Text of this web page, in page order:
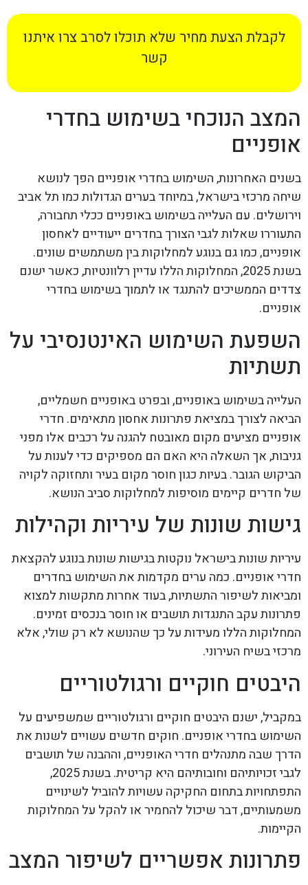
לקבלת הצעת מחיר שלא תוכלו לסרב צרו איתנו
קשר
המצב הנוכחי בשימוש בחדרי
אופניים
בשנים האחרונות, השימוש בחדרי אופניים הפך לנושא
שיחה מרכזי בישראל, במיוחד בערים הגדולות כמו תל אביב
וירושלים. עם העלייה בשימוש באופניים ככלי תחבורה,
התעוררו שאלות לגבי הצורך בחדרים ייעודיים לאחסון
אופניים, כמו גם בנוגע למחלוקות בין משתמשים שונים.
בשנת 2025, המחלוקות הללו עדיין רלוונטיות, כאשר ישנם
צדדים הממשיכים להתנגד או לתמוך בשימוש בחדרי
אופניים.
השפעת השימוש האינטנסיבי על
תשתיות
העלייה בשימוש באופניים, ובפרט באופניים חשמליים,
הביאה לצורך במציאת פתרונות אחסון מתאימים. חדרי
אופניים מציעים מקום מאובטח להגנה על רכבים אלו מפני
גניבות, אך השאלה היא האם הם מספיקים כדי לענות על
הביקוש הגובר. בעיות כגון חוסר מקום בעיר ותחזוקה לקויה
של חדרים קיימים מוסיפות למחלוקות סביב הנושא.
גישות שונות של עיריות וקהילות
עיריות שונות בישראל נוקטות בגישות שונות בנוגע להקצאת
חדרי אופניים. כמה ערים מקדמות את השימוש בחדרים
ומביאות לשיפור התשתיות, בעוד אחרות מתקשות למצוא
פתרונות עקב התנגדות תושבים או חוסר בנכסים זמינים.
המחלוקות הללו מעידות על כך שהנושא לא רק שולי, אלא
מרכזי בשיח העירוני.
היבטים חוקיים ורגולטוריים
במקביל, ישנם היבטים חוקיים ורגולטוריים שמשפיעים על
השימוש בחדרי אופניים. חוקים חדשים עשויים לשנות את
הדרך שבה מתנהלים חדרי האופניים, וההבנה של תושבים
לגבי זכויותיהם וחובותיהם היא קריטית. בשנת 2025,
התפתחויות בתחום החקיקה עשויות להוביל לשינויים
משמעותיים, דבר שיכול להחמיר או להקל על המחלוקות
הקיימות.
פתרונות אפשריים לשיפור המצב